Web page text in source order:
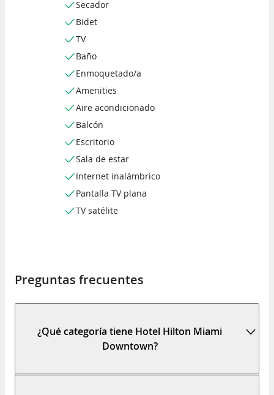
Secador
Bidet
TV
Baño
Enmoquetado/a
Amenities
Aire acondicionado
Balcón
Escritorio
Sala de estar
Internet inalámbrico
Pantalla TV plana
TV satélite
Preguntas frecuentes
¿Qué categoría tiene Hotel Hilton Miami
Downtown?